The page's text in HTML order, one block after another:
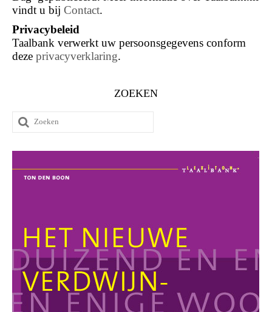
vindt u bij Contact.
Privacybeleid
Taalbank verwerkt uw persoonsgegevens conform
deze privacyverklaring.
ZOEKEN
Zoeken
naar: